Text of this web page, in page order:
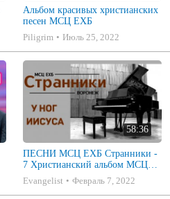
Альбом красивых христианских
песен МСЦ ЕХБ
Piligrim
Июль 25, 2022
58:36
ПЕСНИ МСЦ ЕХБ Странники -
7 Христианский альбом МСЦ
ЕХБ
Evangelist Февраль 7, 2022